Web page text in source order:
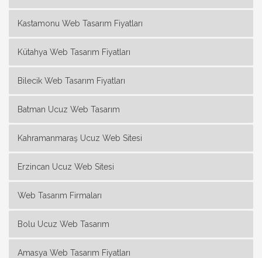
Kastamonu Web Tasarım Fiyatları
Kütahya Web Tasarım Fiyatları
Bilecik Web Tasarım Fiyatları
Batman Ucuz Web Tasarım
Kahramanmaraş Ucuz Web Sitesi
Erzincan Ucuz Web Sitesi
Web Tasarım Firmaları
Bolu Ucuz Web Tasarım
Amasya Web Tasarım Fiyatları